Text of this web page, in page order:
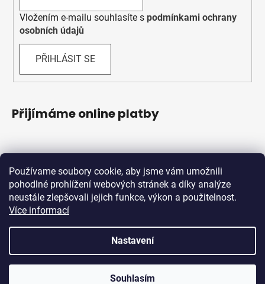
Používame soubory cookie, aby jsme vám umožnili
pohodlné prohlížení webových stránek a díky analýze
neustále zlepšovali jejich funkce, výkon a použitelnost.
Více informací
Nastavení
Souhlasím
Vložením e-mailu souhlasíte s podmínkami ochrany
osobních údajů
PŘIHLÁSIT SE
Přijímáme online platby
Vytvořil Shoptet
Schwabik Bicycles